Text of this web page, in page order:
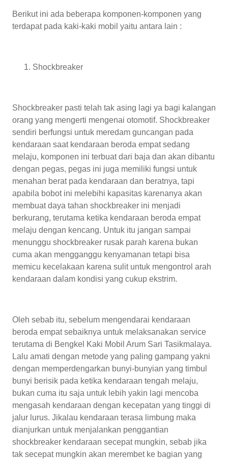
Berikut ini ada beberapa komponen-komponen yang
terdapat pada kaki-kaki mobil yaitu antara lain :
Shockbreaker
Shockbreaker pasti telah tak asing lagi ya bagi kalangan
orang yang mengerti mengenai otomotif. Shockbreaker
sendiri berfungsi untuk meredam guncangan pada
kendaraan saat kendaraan beroda empat sedang
melaju, komponen ini terbuat dari baja dan akan dibantu
dengan pegas, pegas ini juga memiliki fungsi untuk
menahan berat pada kendaraan dan beratnya, tapi
apabila bobot ini melebihi kapasitas karenanya akan
membuat daya tahan shockbreaker ini menjadi
berkurang, terutama ketika kendaraan beroda empat
melaju dengan kencang. Untuk itu jangan sampai
menunggu shockbreaker rusak parah karena bukan
cuma akan mengganggu kenyamanan tetapi bisa
memicu kecelakaan karena sulit untuk mengontrol arah
kendaraan dalam kondisi yang cukup ekstrim.
Oleh sebab itu, sebelum mengendarai kendaraan
beroda empat sebaiknya untuk melaksanakan service
terutama di Bengkel Kaki Mobil Arum Sari Tasikmalaya.
Lalu amati dengan metode yang paling gampang yakni
dengan memperdengarkan bunyi-bunyian yang timbul
bunyi berisik pada ketika kendaraan tengah melaju,
bukan cuma itu saja untuk lebih yakin lagi mencoba
mengasah kendaraan dengan kecepatan yang tinggi di
jalur lurus. Jikalau kendaraan terasa limbung maka
dianjurkan untuk menjalankan penggantian
shockbreaker kendaraan secepat mungkin, sebab jika
tak secepat mungkin akan merembet ke bagian yang